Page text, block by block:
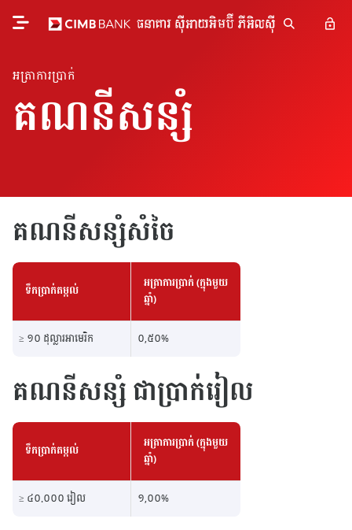
អត្រា​ការ​ប្រាក់
គណនីសន្សំ
គណនីសន្សំសំចៃ
ទឹកប្រាក់តម្កល់
អត្រាការប្រាក់ (ក្នុងមួយ
ឆ្នាំ)
≥ ១០​ ដុល្លារអាមេរិក ០,៥០%
គណនីសន្សំ ជាប្រាក់រៀល
ទឹកប្រាក់តម្កល់
អត្រាការប្រាក់ (ក្នុងមួយ
ឆ្នាំ)
≥ ៤០.០០០ រៀល ១,០០%